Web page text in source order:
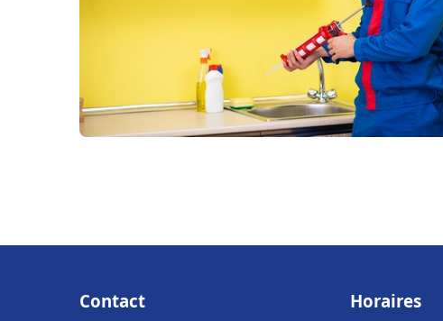
Contact Horaires